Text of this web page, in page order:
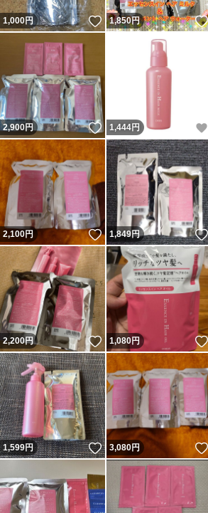
1,000円 いいね！
1,850円
2,900円 いいね！
1,444円
2,100円 いいね！
1,849円
2,200円 いいね！
1,080円
1,599円 いいね！
3,080円